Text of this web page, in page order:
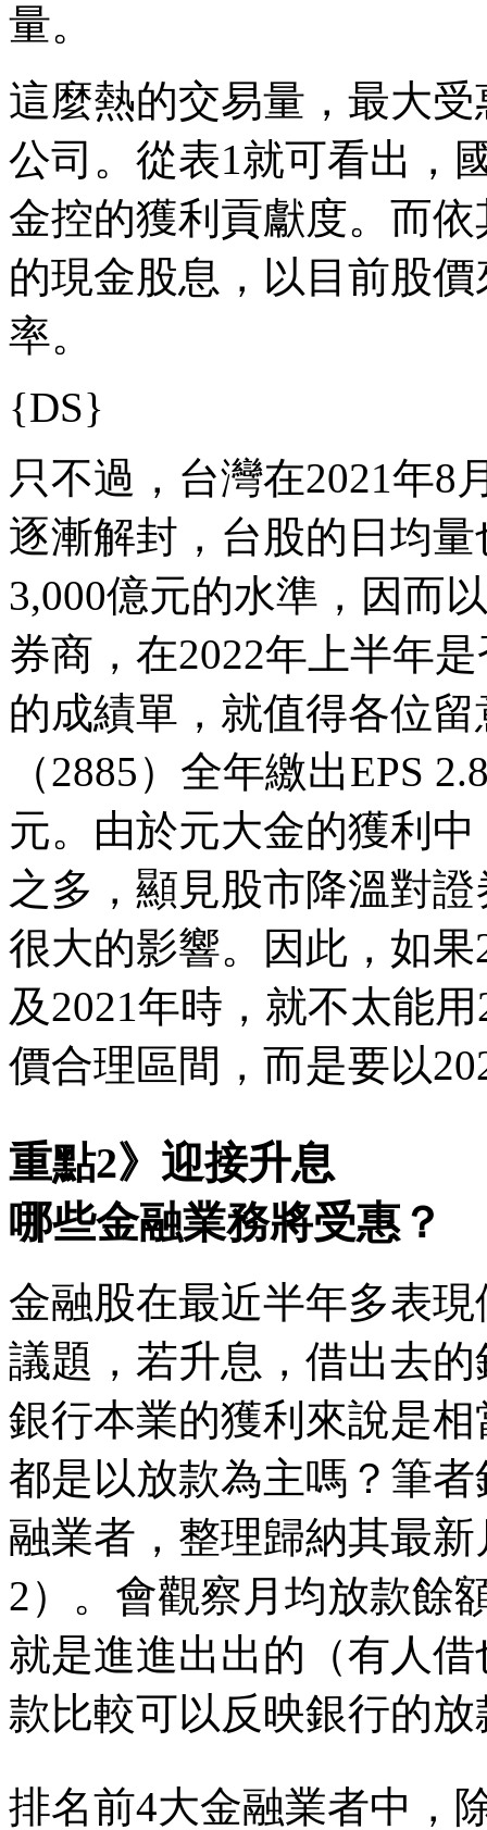
量。
這麼熱的交易量，最大
公司。從表1就可看出，
金控的獲利貢獻度。而
的現金股息，以目前股
率。
{DS}
只不過，台灣在2021年8
逐漸解封，台股的日均
3,000億元的水準，因而
券商，在2022年上半年
的成績單，就值得各位
（2885）全年繳出EPS
元。由於元大金的獲利
之多，顯見股市降溫對
很大的影響。因此，如
及2021年時，就不太能
價合理區間，而是要以
重點2》迎接升息
哪些金融業務將受惠？
金融股在最近半年多表
議題，若升息，借出去
銀行本業的獲利來說是
都是以放款為主嗎？筆
融業者，整理歸納其最
2）。會觀察月均放款餘
就是進進出出的（有人
款比較可以反映銀行的
排名前4大金融業者中，